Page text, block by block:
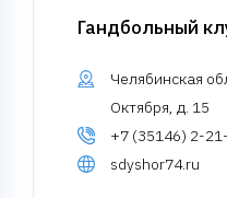
Гандбольный
Челябинская
Октября, д. 15
+7 (35146) 2-
sdyshor74.ru